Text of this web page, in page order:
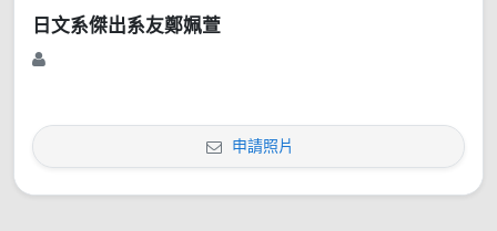
日文系傑出系友鄭姵萱
申請照片